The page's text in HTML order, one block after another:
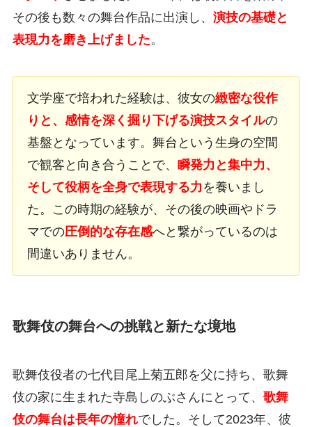
その後も数々の舞台作品に出演し、 演技の基礎と
表現力を磨き上げました。
文学座で培われた経験は、彼女の緻密な役作
りと、感情を深く掘り下げる演技スタイルの
基盤となっています。舞台という生身の空間
で観客と向き合うことで、 瞬発力と集中力、
そして役柄を全身で表現する力 を養いまし
た。この時期の経験が、その後の映画やドラ
マでの圧倒的な存在感へと繋がっているのは
間違いありません。
歌舞伎の舞台への挑戦と新たな境地
歌舞伎役者の七代目尾上菊五郎を父に持ち、歌舞
伎の家に生まれた寺島しのぶさんにとって、 歌舞
伎の舞台は長年の憧れでした。そして2023年、彼